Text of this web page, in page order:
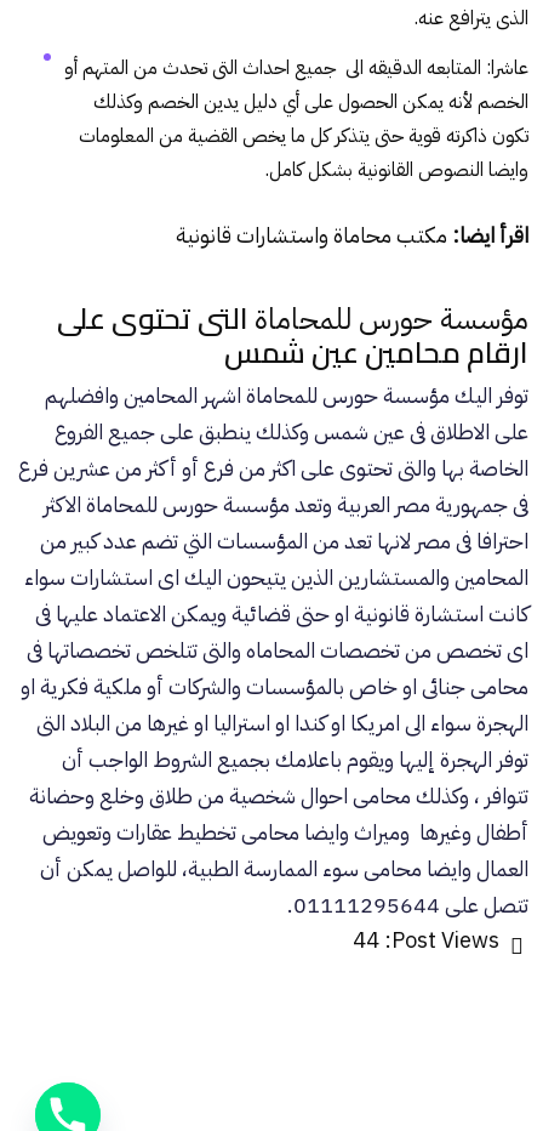
الذى يترافع عنه.
عاشرا: المتابعه الدقيقه الى جميع احداث التى تحدث من المتهم أو
الخصم لأنه يمكن الحصول على أي دليل يدين الخصم وكذلك
تكون ذاكرته قوية حتى يتذكر كل ما يخص القضية من المعلومات
وايضا النصوص القانونية بشكل كامل.
اقرأ ايضا: مكتب محاماة واستشارات قانونية
مؤسسة حورس للمحاماة التى تحتوى على
ارقام محامين عين شمس
توفر اليكمؤسسة حورس للمحاماةاشهر المحامين وافضلهم
على الاطلاق فى عين شمس وكذلك ينطبق على جميع الفروع
الخاصة بها والتى تحتوى على اكثر من فرع أو أكثر من عشرين فرع
فى جمهورية مصر العربية وتعدمؤسسة حورس للمحاماةالاكثر
احترافا فى مصر لانها تعد من المؤسسات التي تضم عدد كبير من
المحامين والمستشارين الذين يتيحون اليك اى استشارات سواء
كانت استشارة قانونية او حتى قضائية ويمكن الاعتماد عليها فى
اى تخصص من تخصصات المحاماه والتى تتلخص تخصصاتها فى
محامى جنائى او خاص بالمؤسسات والشركات أو ملكية فكرية او
الهجرة سواء الى امريكا او كندا او استراليا او غيرها من البلاد التى
توفر الهجرة إليها ويقوم باعلامك بجميع الشروط الواجب أن
تتوافر ، وكذلك محامى احوال شخصية من طلاق وخلع وحضانة
أطفال وغيرها وميراث وايضا محامى تخطيط عقارات وتعويض
العمال وايضا محامى سوء الممارسة الطبية، للواصل يمكن أن
تتصل على 01111295644.
Post Views:
44